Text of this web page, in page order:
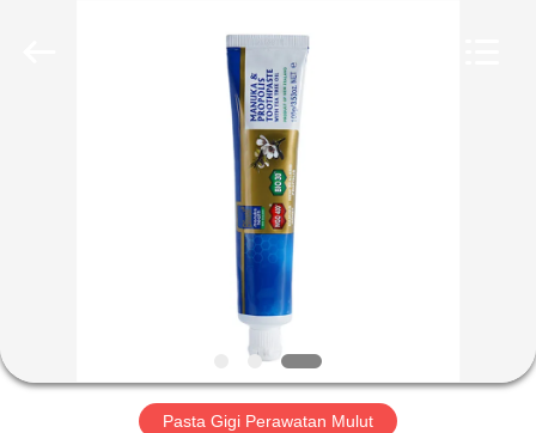
TENTANG
KAMI
Pasta Gigi Perawatan Mulut